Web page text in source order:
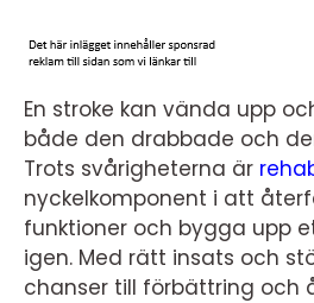
En stroke kan vända upp
både den drabbade och
Trots svårigheterna är
nyckelkomponent i att
funktioner och bygga upp
igen. Med rätt insats och
chanser till förbättring och